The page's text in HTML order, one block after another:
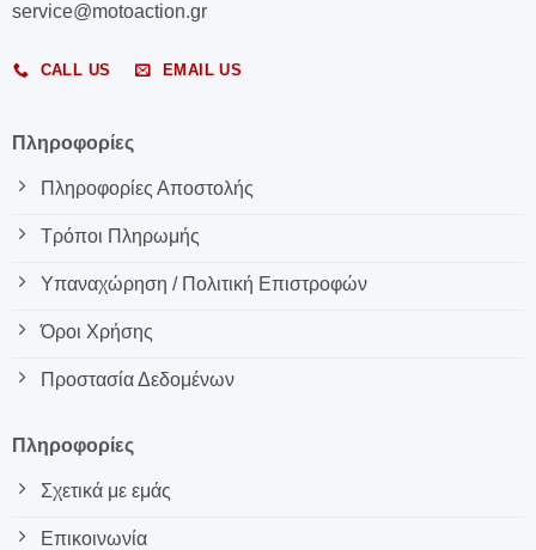
service@motoaction.gr
CALL US EMAIL US
Πληροφορίες
Πληροφορίες Αποστολής
Τρόποι Πληρωμής
Υπαναχώρηση / Πολιτική Επιστροφών
Όροι Χρήσης
Προστασία Δεδομένων
Πληροφορίες
Σχετικά με εμάς
Επικοινωνία